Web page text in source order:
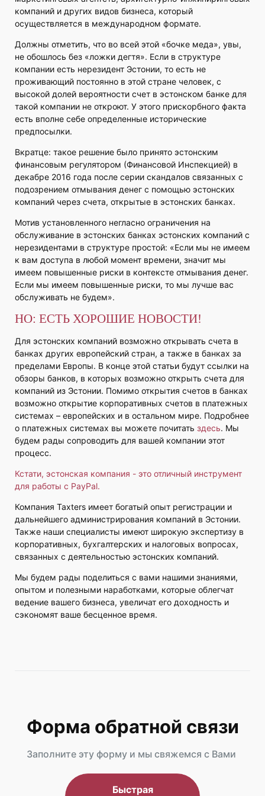
компаний и других видов бизнеса, который
осуществляется в международном формате.
Должны отметить, что во всей этой «бочке меда», увы,
не обошлось без «ложки дегтя». Если в структуре
компании есть нерезидент Эстонии, то есть не
проживающий постоянно в этой стране человек, с
высокой долей вероятности счет в эстонском банке для
такой компании не откроют. У этого прискорбного факта
есть вполне себе определенные исторические
предпосылки.
Вкратце: такое решение было принято эстонским
финансовым регулятором (Финансовой Инспекцией) в
декабре 2016 года после серии скандалов связанных с
подозрением отмывания денег с помощью эстонских
компаний через счета, открытые в эстонских банках.
Мотив установленного негласно ограничения на
обслуживание в эстонских банках эстонских компаний c
нерезидентами в структуре простой: «Если мы не имеем
к вам доступа в любой момент времени, значит мы
имеем повышенные риски в контексте отмывания денег.
Если мы имеем повышенные риски, то мы лучше вас
обслуживать не будем».
НО: ЕСТЬ ХОРОШИЕ НОВОСТИ!
Для эстонских компаний возможно открывать счета в
банках других европейский стран, а также в банках за
пределами Европы. В конце этой статьи будут ссылки на
обзоры банков, в которых возможно открыть счета для
компаний из Эстонии. Помимо открытия счетов в банках
возможно открытие корпоративных счетов в платежных
системах – европейских и в остальном мире. Подробнее
о платежных системах вы можете почитать здесь. Мы
будем рады сопроводить для вашей компании этот
процесс.
Кстати, эстонская компания - это отличный инструмент
для работы с PayPal.
Компания Taxters имеет богатый опыт регистрации и
дальнейшего администрирования компаний в Эстонии.
Также наши специалисты имеют широкую экспертизу в
корпоративных, бухгалтерских и налоговых вопросах,
связанных с деятельностью эстонских компаний.
Мы будем рады поделиться с вами нашими знаниями,
опытом и полезными наработками, которые облегчат
ведение вашего бизнеса, увеличат его доходность и
сэкономят ваше бесценное время.
Форма обратной связи
Заполните эту форму и мы свяжемся с Вами
Быстрая